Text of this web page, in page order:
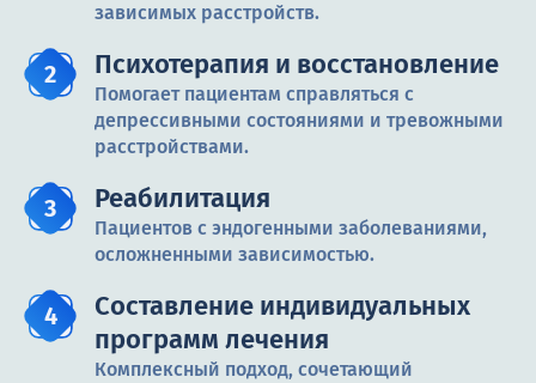
зависимых расстройств.
Психотерапия и восстановление
Помогает пациентам справляться с
депрессивными состояниями и тревожными
расстройствами.
Реабилитация
Пациентов с эндогенными заболеваниями,
осложненными зависимостью.
Составление индивидуальных
программ лечения
Комплексный подход, сочетающий